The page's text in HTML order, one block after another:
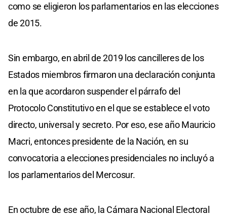
como se eligieron los parlamentarios en las elecciones
de 2015.
Sin embargo, en abril de 2019 los cancilleres de los
Estados miembros firmaron una declaración conjunta
en la que acordaron suspender el párrafo del
Protocolo Constitutivo en el que se establece el voto
directo, universal y secreto. Por eso, ese año Mauricio
Macri, entonces presidente de la Nación, en su
convocatoria a elecciones presidenciales no incluyó a
los parlamentarios del Mercosur.
En octubre de ese año, la Cámara Nacional Electoral